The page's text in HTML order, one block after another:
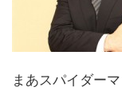
まあスパイダーマ